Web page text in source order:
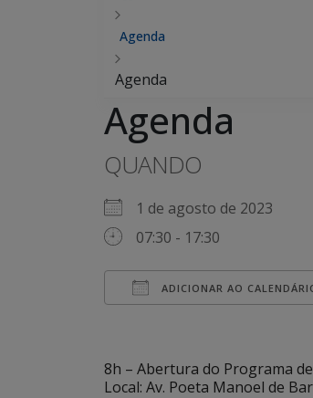
Agenda
Agenda
Agenda
QUANDO
1 de agosto de 2023
07:30 - 17:30
ADICIONAR AO
8h – Abertura do Programa
Local: Av. Poeta Manoel de